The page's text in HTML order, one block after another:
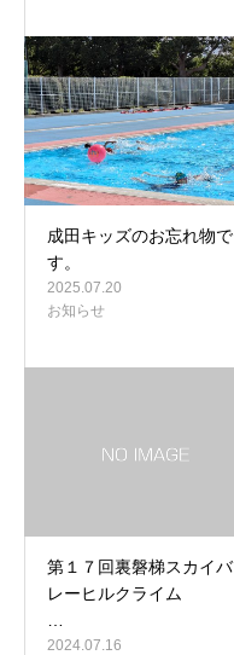
成田キッズのお忘れ物で
す。
2025.07.20
お知らせ
第１７回裏磐梯スカイバ
レーヒルクライム
2024.07.16